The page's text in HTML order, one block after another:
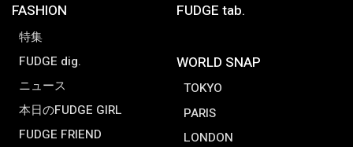
FASHION
特集
FUDGE dig.
ニュース
本日のFUDGE GIRL
FUDGE FRIEND
FUDGE tab.
WORLD SNAP
TOKYO
PARIS
LONDON